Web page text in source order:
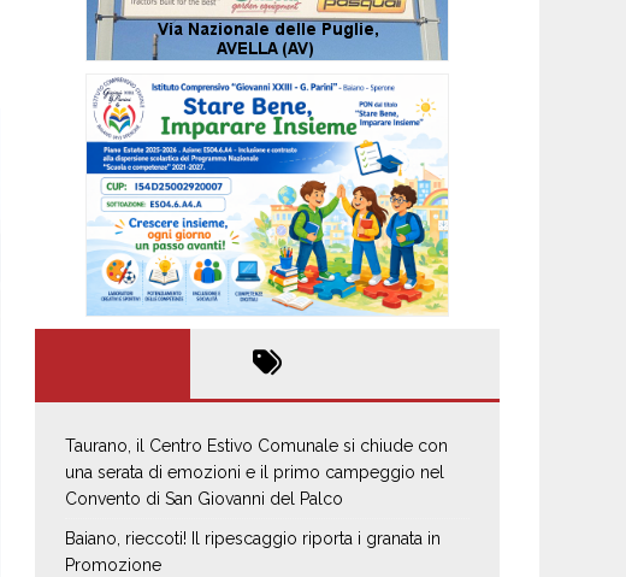
Taurano, il Centro Estivo Comunale si chiude con
una serata di emozioni e il primo campeggio nel
Convento di San Giovanni del Palco
Baiano, rieccoti! Il ripescaggio riporta i granata in
Promozione